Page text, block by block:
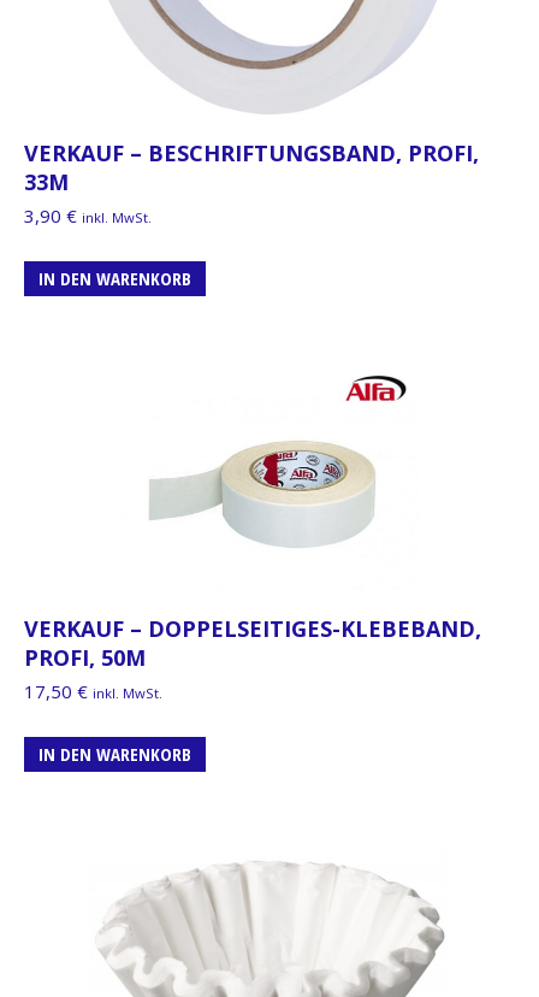
VERKAUF – BESCHRIFTUNGSBAND, PROFI,
33M
3,90 € inkl. MwSt.
IN DEN WARENKORB
VERKAUF – DOPPELSEITIGES-KLEBEBAND,
PROFI, 50M
17,50 € inkl. MwSt.
IN DEN WARENKORB